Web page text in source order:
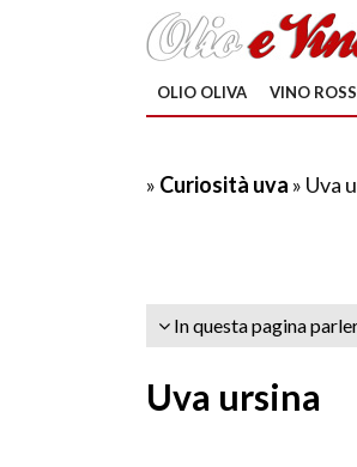
OLIO OLIVA VINO
» Curiosità uva » Uva
In questa pagina
Uva ursina